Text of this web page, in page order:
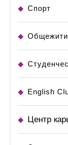
Спорт
English
Центр